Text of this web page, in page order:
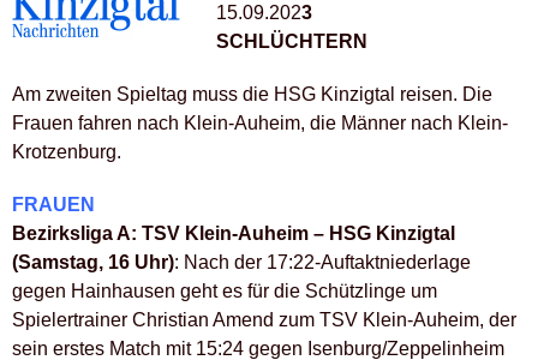
15.09.2023
SCHLÜCHTERN
Am zweiten Spieltag muss die HSG Kinzigtal reisen. Die
Frauen fahren nach Klein-Auheim, die Männer nach Klein-
Krotzenburg.
FRAUEN
Bezirksliga A: TSV Klein-Auheim – HSG Kinzigtal
(Samstag, 16 Uhr): Nach der 17:22-Auftaktniederlage
gegen Hainhausen geht es für die Schützlinge um
Spielertrainer Christian Amend zum TSV Klein-Auheim, der
sein erstes Match mit 15:24 gegen Isenburg/Zeppelinheim